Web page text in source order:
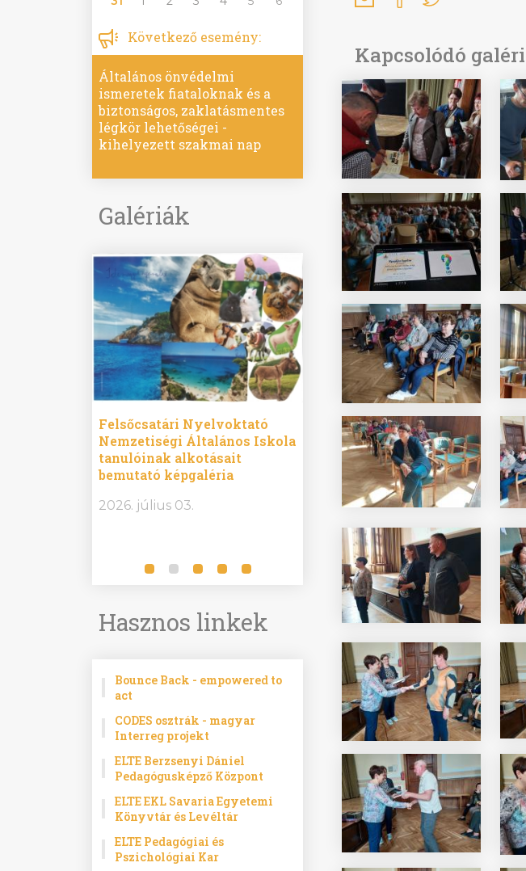
Következő esemény:
Általános önvédelmi
ismeretek fiataloknak és a
biztonságos, zaklatásmentes
légkör lehetőségei -
kihelyezett szakmai nap
Galériák
Felsőcsatári Nyelvoktató
Nemzetiségi Általános Iskola
tanulóinak alkotásait
bemutató képgaléria
2026. július 03.
Győrvári Béri Balogh Ádám
Általános
Iskola diákjainak alkotásait
bemutató képgaléria
2026. július 03.
Hasznos linkek
Bounce Back - empowered to
act
CODES osztrák - magyar
Interreg projekt
ELTE Berzsenyi Dániel
Pedagógusképző Központ
ELTE EKL Savaria Egyetemi
Könyvtár és Levéltár
ELTE Pedagógiai és
Pszichológiai Kar
Kapcsolódó